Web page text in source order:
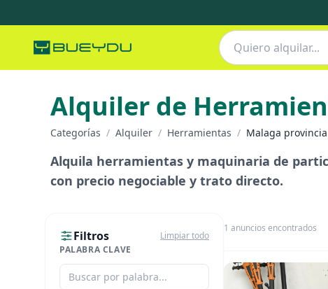
Alquiler de
Categorías / Alquiler / Herramientas / Malaga provincia
Alquila herramientas y maquinaria de
con precio negociable y trato directo.
Filtros
Limpiar todo
PALABRA CLAVE
1 anuncios encontrados